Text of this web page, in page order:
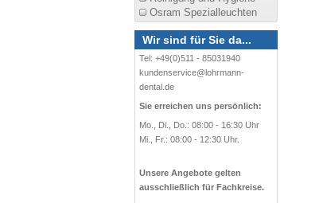
Osram Spezialleuchten
Wir sind für Sie da...
Tel: +49(0)511 - 85031940
kundenservice@lohrmann-
dental.de
Sie erreichen uns persönlich:
Mo., Di., Do.: 08:00 - 16:30 Uhr
Mi., Fr.: 08:00 - 12:30 Uhr.
Unsere Angebote gelten
ausschließlich für Fachkreise.